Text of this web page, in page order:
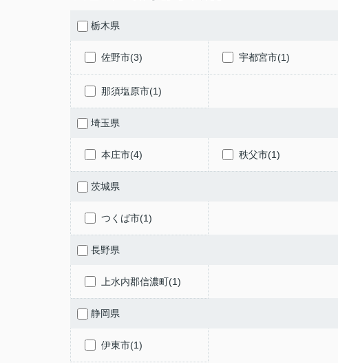
栃木県
佐野市(3) 宇都宮市(1)
那須塩原市(1)
埼玉県
本庄市(4) 秩父市(1)
茨城県
つくば市(1)
長野県
上水内郡信濃町(1)
静岡県
伊東市(1)